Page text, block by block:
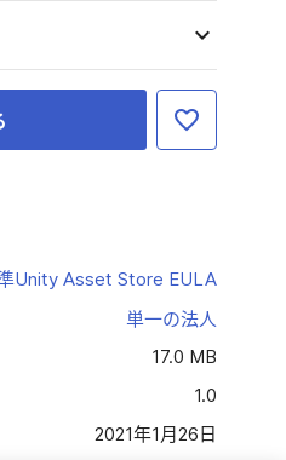
Unity Asset Store EULA
単一の法人
17.0 MB
1.0
2021年1月26日